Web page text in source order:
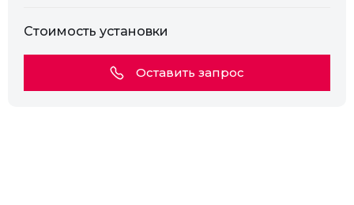
Стоимость установки
Оставить запрос